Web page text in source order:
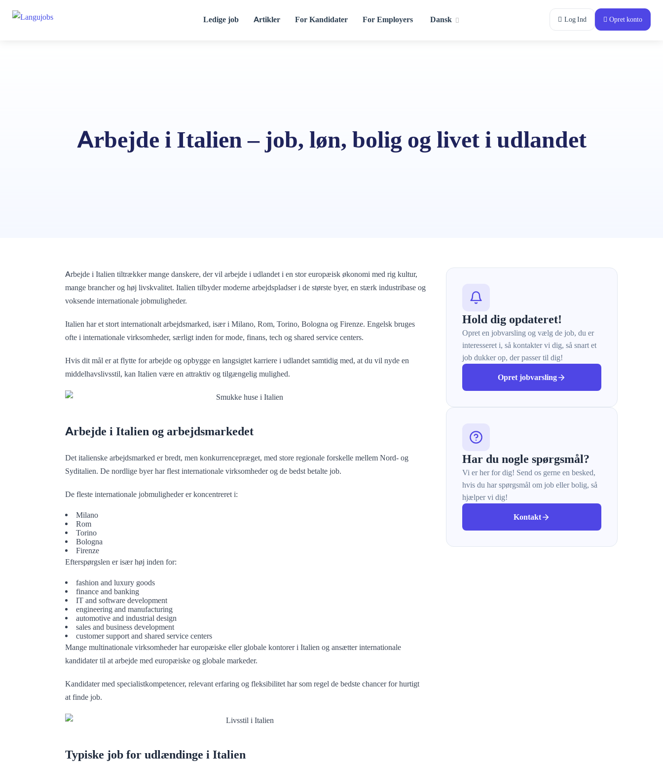
Ledige job Artikler For Kandidater For Employers Dansk Log Ind Opret konto
Arbejde i Italien – job, løn, bolig og livet i udlandet
Arbejde i Italien tiltrækker mange danskere, der vil arbejde i udlandet i en stor europæisk økonomi med rig kultur,
mange brancher og høj livskvalitet. Italien tilbyder moderne arbejdspladser i de største byer, en stærk industribase og
voksende internationale jobmuligheder.
Italien har et stort internationalt arbejdsmarked, især i Milano, Rom, Torino, Bologna og Firenze. Engelsk bruges
ofte i internationale virksomheder, særligt inden for mode, finans, tech og shared service centers.
Hvis dit mål er at flytte for arbejde og opbygge en langsigtet karriere i udlandet samtidig med, at du vil nyde en
middelhavslivsstil, kan Italien være en attraktiv og tilgængelig mulighed.
Arbejde i Italien og arbejdsmarkedet
Det italienske arbejdsmarked er bredt, men konkurrencepræget, med store regionale forskelle mellem Nord- og
Syditalien. De nordlige byer har flest internationale virksomheder og de bedst betalte job.
De fleste internationale jobmuligheder er koncentreret i:
Milano
Rom
Torino
Bologna
Firenze
Efterspørgslen er især høj inden for:
fashion and luxury goods
finance and banking
IT and software development
engineering and manufacturing
automotive and industrial design
sales and business development
customer support and shared service centers
Mange multinationale virksomheder har europæiske eller globale kontorer i Italien og ansætter internationale
kandidater til at arbejde med europæiske og globale markeder.
Kandidater med specialistkompetencer, relevant erfaring og fleksibilitet har som regel de bedste chancer for hurtigt
at finde job.
Typiske job for udlændinge i Italien
Hold dig opdateret!
Opret en jobvarsling og vælg de job, du er
interesseret i, så kontakter vi dig, så snart et
job dukker op, der passer til dig!
Opret jobvarsling
Har du nogle spørgsmål?
Vi er her for dig! Send os gerne en besked,
hvis du har spørgsmål om job eller bolig, så
hjælper vi dig!
Kontakt